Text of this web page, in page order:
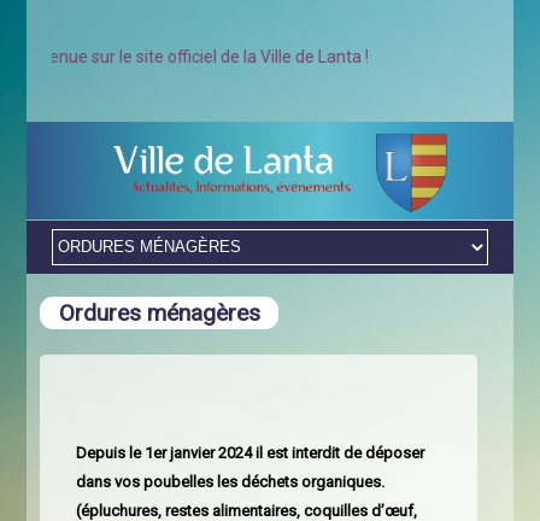
sur le site officiel de la Ville de Lanta !
Ordures ménagères
Depuis le 1er janvier 2024 il est interdit de déposer
dans vos poubelles les déchets organiques.
(épluchures, restes alimentaires, coquilles d’œuf,